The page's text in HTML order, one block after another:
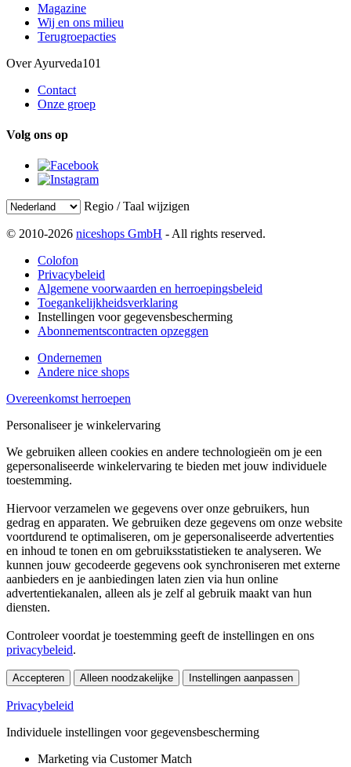
Magazine
Wij en ons milieu
Terugroepacties
Over Ayurveda101
Contact
Onze groep
Volg ons op
Regio / Taal wijzigen
© 2010-2026 niceshops GmbH - All rights reserved.
Colofon
Privacybeleid
Algemene voorwaarden en herroepingsbeleid
Toegankelijkheidsverklaring
Instellingen voor gegevensbescherming
Abonnementscontracten opzeggen
Ondernemen
Andere nice shops
Overeenkomst herroepen
Personaliseer je winkelervaring
We gebruiken alleen cookies en andere technologieën om je een
gepersonaliseerde winkelervaring te bieden met jouw individuele
toestemming.
Hiervoor verzamelen we gegevens over onze gebruikers, hun
gedrag en apparaten. We gebruiken deze gegevens om onze website
voortdurend te optimaliseren, om je gepersonaliseerde advertenties
en inhoud te tonen en om gebruiksstatistieken te analyseren. We
kunnen jouw gecodeerde gegevens ook synchroniseren met externe
aanbieders en je aanbiedingen laten zien via hun online
advertentiekanalen, alleen als je zelf al gebruik maakt van hun
diensten.
Controleer voordat je toestemming geeft de instellingen en ons
privacybeleid.
Accepteren Alleen noodzakelijke Instellingen aanpassen
Privacybeleid
Individuele instellingen voor gegevensbescherming
Marketing via Customer Match